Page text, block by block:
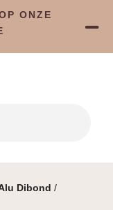
Dibond /
ONZE